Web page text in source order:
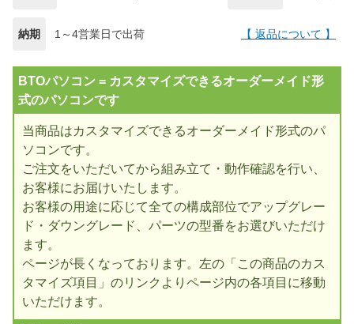
納期 1～4営業日で出荷 【 返品について 】
BTOパソコン = カスタマイズできるオーダーメイド形
式のパソコンです
当商品はカスタマイズできるオーダーメイド形式のパ
ソコンです。
ご注文をいただいてから組み立て・動作確認を行い、
お客様にお届けいたします。
お客様の用途に応じて全ての構成部位でアップグレー
ド・ダウングレード、パーツの型番をお選びいただけ
ます。
ページが長くなっております。左の「この商品のカス
タマイズ項目」のリンクよりページ内の各項目に移動
いただけます。